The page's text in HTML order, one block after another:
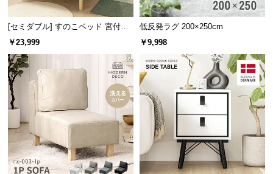
[セミダブル] すのこベッド 宮付き
タイプ
￥23,999
低反発ラグ 200×250cm
￥9,998